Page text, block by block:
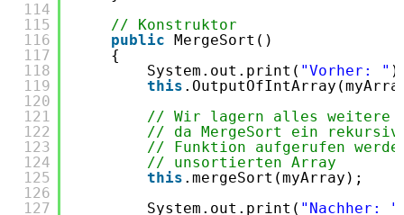
114
115
116
117
118
119
120
121
122
123
124
125
126
127
// Konstruktor
public MergeSort()
{
System.out.print( "Vorher: "
this
// Wir lagern alles weitere
// da MergeSort ein
// Funktion aufgerufen
// unsortierten Array
this .mergeSort(myArray);
System.out.print( "Nachher: "